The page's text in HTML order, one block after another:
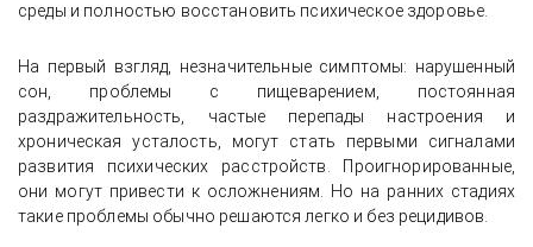
среды и полностью восстановить психическое здоровье.
На первый взгляд, незначительные симптомы: нарушенный
сон, проблемы с пищеварением, постоянная
раздражительность, частые перепады настроения и
хроническая усталость, могут стать первыми сигналами
развития психических расстройств. Проигнорированные,
они могут привести к осложнениям. Но на ранних стадиях
такие проблемы обычно решаются легко и без рецидивов.